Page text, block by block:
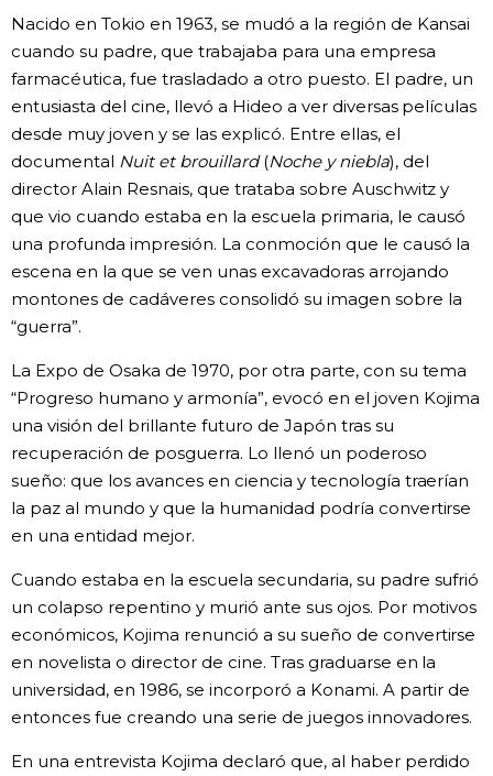
Nacido en Tokio en 1963, se mudó a la región de Kansai
cuando su padre, que trabajaba para una empresa
farmacéutica, fue trasladado a otro puesto. El padre, un
entusiasta del cine, llevó a Hideo a ver diversas películas
desde muy joven y se las explicó. Entre ellas, el
documental Nuit et brouillard(Noche y niebla), del
director Alain Resnais, que trataba sobre Auschwitz y
que vio cuando estaba en la escuela primaria, le causó
una profunda impresión. La conmoción que le causó la
escena en la que se ven unas excavadoras arrojando
montones de cadáveres consolidó su imagen sobre la
“guerra”.
La Expo de Osaka de 1970, por otra parte, con su tema
“Progreso humano y armonía”, evocó en el joven Kojima
una visión del brillante futuro de Japón tras su
recuperación de posguerra. Lo llenó un poderoso
sueño: que los avances en ciencia y tecnología traerían
la paz al mundo y que la humanidad podría convertirse
en una entidad mejor.
Cuando estaba en la escuela secundaria, su padre sufrió
un colapso repentino y murió ante sus ojos. Por motivos
económicos, Kojima renunció a su sueño de convertirse
en novelista o director de cine. Tras graduarse en la
universidad, en 1986, se incorporó a Konami. A partir de
entonces fue creando una serie de juegos innovadores.
En una entrevista Kojima declaró que, al haber perdido